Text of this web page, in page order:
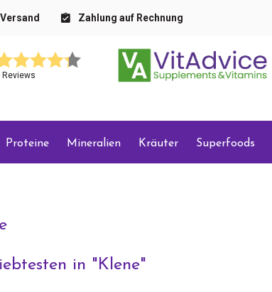
Zahlung auf Rechnung
Reviews
Proteine Mineralien Kräuter Superfoods
in "Klene"